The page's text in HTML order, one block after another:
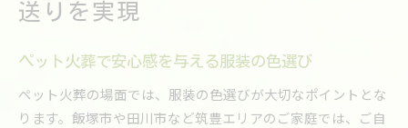
送りを実現
ペット火葬で安心感を与える服装の色選び
ペット火葬の場面では、服装の色選びが大切なポイントとな
ります。飯塚市や田川市など筑豊エリアのご家庭では、ご自